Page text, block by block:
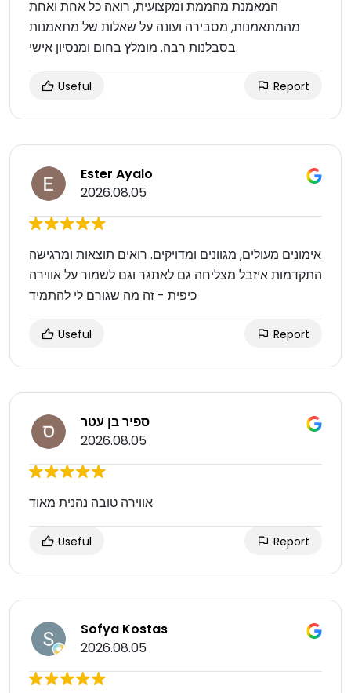
המאמנת מהממת ומקצועית, רואה כל אחת ואחת
מהמתאמנות, מסבירה ועונה על שאלות של מתאמנות
בסבלנות רבה. מומלץ בחום ומנסיון אישי.
Useful Report
Ester Ayalo
2026.08.05
אימונים מעולים, מגוונים ומדויקים. רואים תוצאות ומרגישה
התקדמות איזבל מצליחה גם לאתגר וגם לשמור על אווירה
כיפית - זה מה שגורם לי להתמיד
Useful Report
ספיר בן עטר
2026.08.05
אווירה טובה נהנית מאוד
Useful Report
Sofya Kostas
2026.08.05